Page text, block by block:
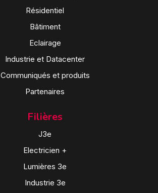
Résidentiel
Bâtiment
Eclairage
Industrie et Datacenter
Communiqués et produits
Partenaires
Filières
J3e
Electricien +
Lumières 3e
Industrie 3e